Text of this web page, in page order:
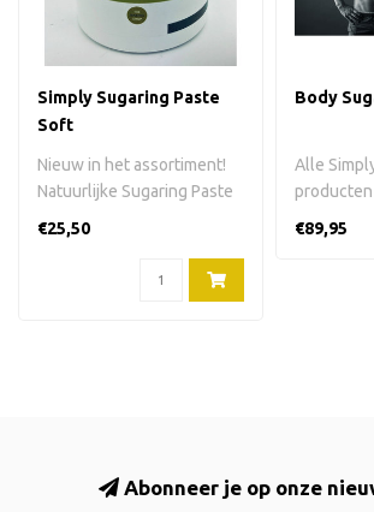
Simply Sugaring Paste
Soft
Nieuw in het assortiment!
Natuurlijke Sugaring Paste
€25,50
Body
Alle
Zonde..
€89,95
Abonneer je op onze